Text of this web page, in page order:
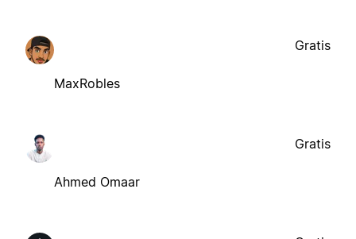
MaxRobles
Gratis
Ahmed Omaar
Gratis